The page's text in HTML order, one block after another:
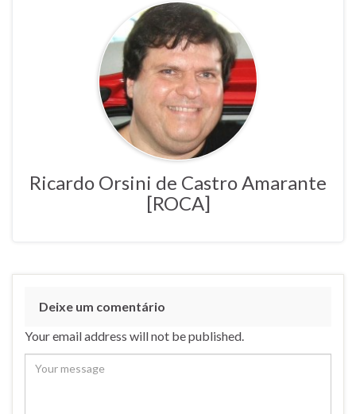
Ricardo Orsini de Castro Amarante
[ROCA]
Deixe um comentário
Your email address will not be published.